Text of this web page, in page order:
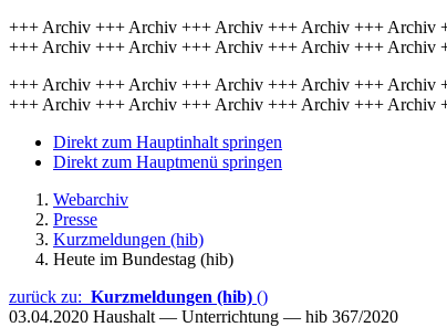
+++ Archiv +++ Archiv +++ Archiv +++ Archiv +++
+++ Archiv +++ Archiv +++ Archiv +++ Archiv +++ Archiv
+++ Archiv +++ Archiv +++ Archiv +++ Archiv +++
+++ Archiv +++ Archiv +++ Archiv +++ Archiv +++ Archiv
Direkt zum Hauptinhalt springen
Direkt zum Hauptmenü springen
Webarchiv
Presse
Kurzmeldungen (hib)
Heute im Bundestag (hib)
zurück zu: Kurzmeldungen (hib) ()
03.04.2020 Haushalt — Unterrichtung — hib 367/2020